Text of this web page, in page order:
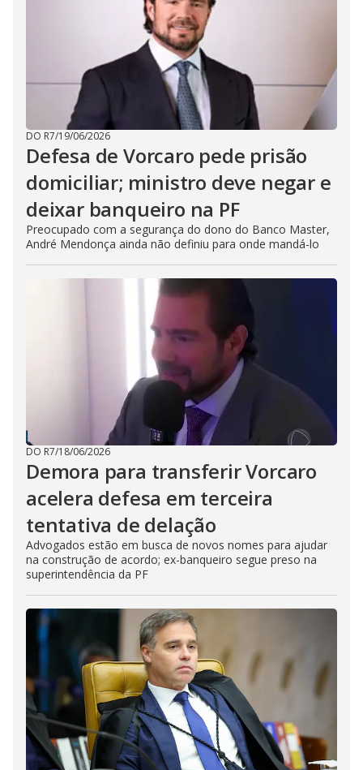
DO R7/19/06/2026
Defesa de Vorcaro pede prisão
domiciliar; ministro deve negar e
deixar banqueiro na PF
Preocupado com a segurança do dono do Banco Master,
André Mendonça ainda não definiu para onde mandá-lo
DO R7/18/06/2026
Demora para transferir Vorcaro
acelera defesa em terceira
tentativa de delação
Advogados estão em busca de novos nomes para ajudar
na construção de acordo; ex-banqueiro segue preso na
superintendência da PF